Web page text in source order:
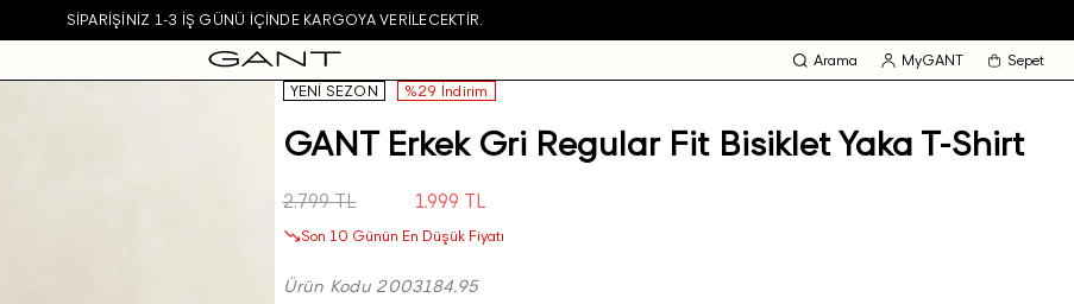
SIPARIŞINIZ 1-3 IŞ GÜNÜ IÇINDE KARGOYA VERILECEKTIR.
Arama MyGANT Sepet
YENİ SEZON %29 İndirim
GANT Erkek Gri Regular Fit Bisiklet Yaka T-Shirt
2.799 TL 1.999 TL
Son 10 Günün En Düşük Fiyatı
Ürün Kodu 2003184.95